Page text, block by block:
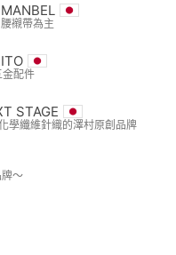
MANBEL
腰襯帶為主
金配件
STAGE
學纖維針織的澤村原創品牌
〜